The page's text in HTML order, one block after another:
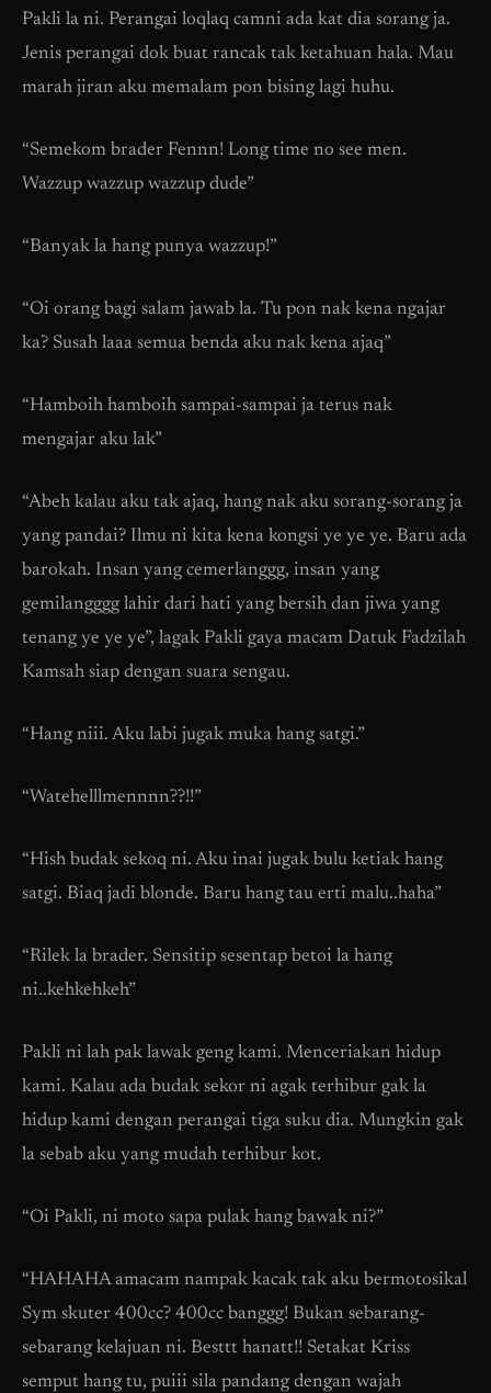
Pakli la ni. Perangai loqlaq camni ada kat dia sorang ja.
Jenis perangai dok buat rancak tak ketahuan hala. Mau
marah jiran aku memalam pon bising lagi huhu.
“Semekom brader Fennn! Long time no see men.
Wazzup wazzup wazzup dude”
“Banyak la hang punya wazzup!”
“Oi orang bagi salam jawab la. Tu pon nak kena ngajar
ka? Susah laaa semua benda aku nak kena ajaq”
“Hamboih hamboih sampai-sampai ja terus nak
mengajar aku lak”
“Abeh kalau aku tak ajaq, hang nak aku sorang-sorang ja
yang pandai? Ilmu ni kita kena kongsi ye ye ye. Baru ada
barokah. Insan yang cemerlanggg, insan yang
gemilangggg lahir dari hati yang bersih dan jiwa yang
tenang ye ye ye”, lagak Pakli gaya macam Datuk Fadzilah
Kamsah siap dengan suara sengau.
“Hang niii. Aku labi jugak muka hang satgi.”
“Watehelllmennnn??!!”
“Hish budak sekoq ni. Aku inai jugak bulu ketiak hang
satgi. Biaq jadi blonde. Baru hang tau erti malu..haha”
“Rilek la brader. Sensitip sesentap betoi la hang
ni..kehkehkeh”
Pakli ni lah pak lawak geng kami. Menceriakan hidup
kami. Kalau ada budak sekor ni agak terhibur gak la
hidup kami dengan perangai tiga suku dia. Mungkin gak
la sebab aku yang mudah terhibur kot.
“Oi Pakli, ni moto sapa pulak hang bawak ni?”
“HAHAHA amacam nampak kacak tak aku bermotosikal
Sym skuter 400cc? 400cc banggg! Bukan sebarang-
sebarang kelajuan ni. Besttt hanatt!! Setakat Kriss
semput hang tu, puiii sila pandang dengan wajah